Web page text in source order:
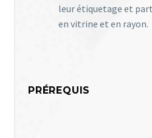
leur étiquetage et
en vitrine et en rayon.
PRÉREQUIS